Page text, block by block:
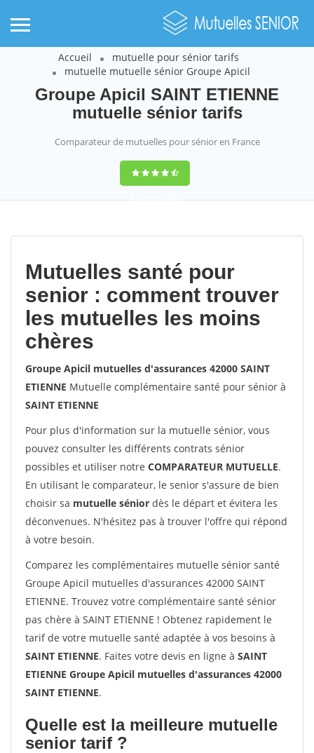
Accueil
mutuelle pour sénior tarifs
mutuelle mutuelle sénior Groupe Apicil
Groupe Apicil SAINT ETIENNE
mutuelle sénior tarifs
Comparateur de mutuelles pour sénior en France
9,2(100%)452
Mutuelles santé pour
senior : comment trouver
les mutuelles les moins
chères
Groupe Apicil mutuelles d'assurances 42000 SAINT
ETIENNE Mutuelle complémentaire santé pour sénior à
SAINT ETIENNE
Pour plus d'information sur la mutuelle sénior, vous
pouvez consulter les différents contrats sénior
possibles et utiliser notre COMPARATEUR MUTUELLE.
En utilisant le comparateur, le senior s'assure de bien
choisir sa mutuelle sénior dès le départ et évitera les
déconvenues. N'hésitez pas à trouver l'offre qui répond
à votre besoin.
Comparez les complémentaires mutuelle sénior santé
Groupe Apicil mutuelles d'assurances 42000 SAINT
ETIENNE. Trouvez votre complémentaire santé sénior
pas chère à SAINT ETIENNE ! Obtenez rapidement le
tarif de votre mutuelle santé adaptée à vos besoins à
SAINT ETIENNE. Faites votre devis en ligne à SAINT
ETIENNE Groupe Apicil mutuelles d'assurances 42000
SAINT ETIENNE.
Quelle est la meilleure mutuelle
senior tarif ?